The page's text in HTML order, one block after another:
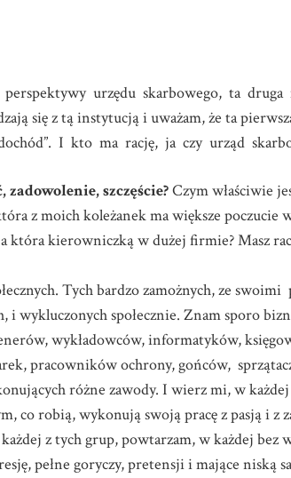
perspektywy urzędu skarbowego, ta
się z tą instytucją i uważam, że ta
I kto ma rację, ja czy urząd
szczęście?Czym właściwie
z moich koleżanek ma większe poczucie
która kierowniczką w dużej firmie? Masz
Tych bardzo zamożnych, ze
wykluczonych społecznie. Znam sporo
wykładowców, informatyków,
pracowników ochrony, gońców,
różne zawody. I wierz mi, w
co robią, wykonują swoją pracę z pasją i z
z tych grup, powtarzam, w każdej bez
pełne goryczy, pretensji i mające niską